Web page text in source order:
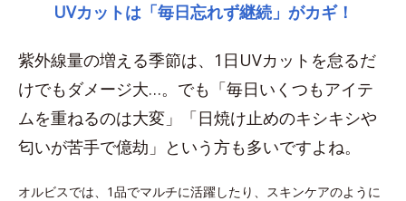
UVカットは「毎日忘れず継続」がカギ！
紫外線量の増える季節は、1日UVカットを怠るだ
けでもダメージ大…。でも「毎日いくつもアイテ
ムを重ねるのは大変」「日焼け止めのキシキシや
匂いが苦手で億劫」という方も多いですよね。
オルビスでは、1品でマルチに活躍したり、スキンケアのように